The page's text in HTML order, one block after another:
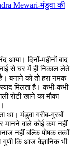
Mewari-मंडुवा की
आया। दिनों-महीनों बाद
से घर में ही निकाल लेते
बनाने को तो हरा नमक
मिलता है। कभी-कभी
रोटी खाने का मौका
था। मंडुवा गरीब-गुरबों
मानने वाले कोई कम नहीं
नहीं बल्कि पोषक तत्वों
कि आज वैज्ञानिक भी